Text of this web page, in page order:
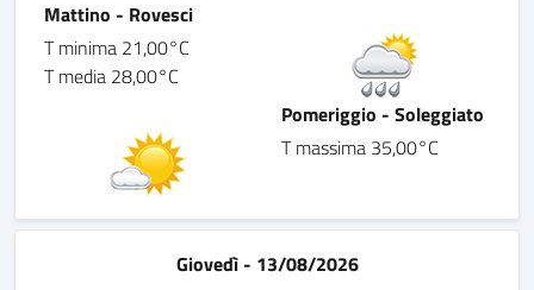
Mattino - Rovesci
T minima 21,00°C
T media 28,00°C
Pomeriggio - Soleggiato
T massima 35,00°C
Giovedì - 13/08/2026